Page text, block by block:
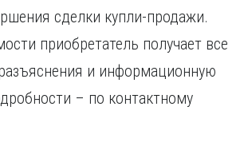
сделки купли-продажи.
приобретатель получает все
и информационную
– по контактному